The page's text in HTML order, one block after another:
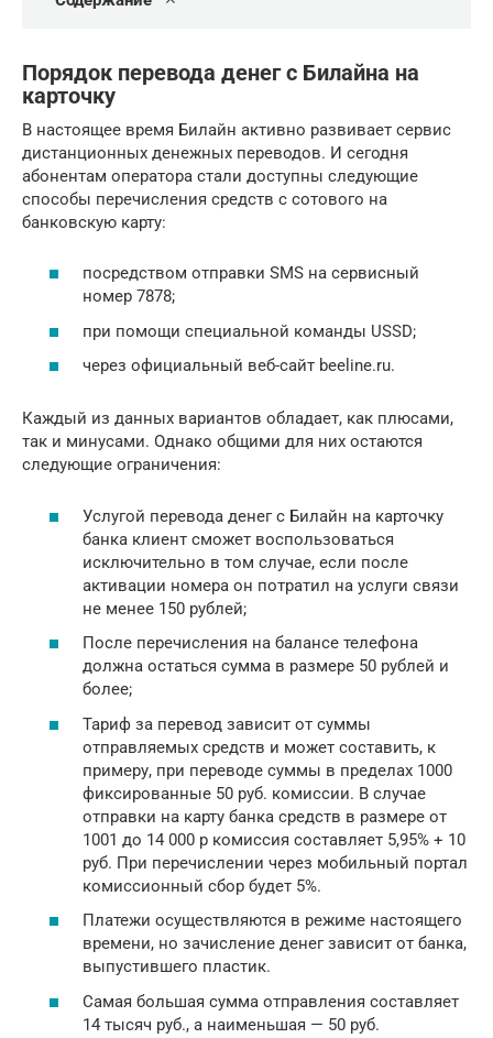
Порядок перевода денег с Билайна на
карточку
В настоящее время Билайн активно развивает сервис
дистанционных денежных переводов. И сегодня
абонентам оператора стали доступны следующие
способы перечисления средств с сотового на
банковскую карту:
посредством отправки SMS на сервисный
номер 7878;
при помощи специальной команды USSD;
через официальный веб-сайт beeline.ru.
Каждый из данных вариантов обладает, как плюсами,
так и минусами. Однако общими для них остаются
следующие ограничения:
Услугой перевода денег с Билайн на карточку
банка клиент сможет воспользоваться
исключительно в том случае, если после
активации номера он потратил на услуги связи
не менее 150 рублей;
После перечисления на балансе телефона
должна остаться сумма в размере 50 рублей и
более;
Тариф за перевод зависит от суммы
отправляемых средств и может составить, к
примеру, при переводе суммы в пределах 1000
фиксированные 50 руб. комиссии. В случае
отправки на карту банка средств в размере от
1001 до 14 000 р комиссия составляет 5,95% + 10
руб. При перечислении через мобильный портал
комиссионный сбор будет 5%.
Платежи осуществляются в режиме настоящего
времени, но зачисление денег зависит от банка,
выпустившего пластик.
Самая большая сумма отправления составляет
14 тысяч руб., а наименьшая — 50 руб.